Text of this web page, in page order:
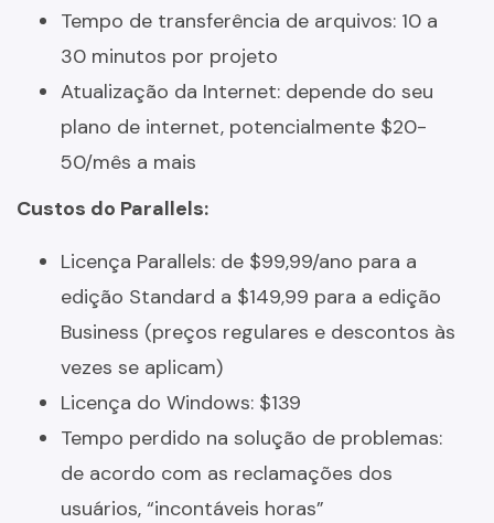
Tempo de transferência de arquivos: 10 a
30 minutos por projeto
Atualização da Internet: depende do seu
plano de internet, potencialmente $20-
50/mês a mais
Custos do Parallels:
Licença Parallels: de $99,99/ano para a
edição Standard a $149,99 para a edição
Business (preços regulares e descontos às
vezes se aplicam)
Licença do Windows: $139
Tempo perdido na solução de problemas:
de acordo com as reclamações dos
usuários, “incontáveis horas”